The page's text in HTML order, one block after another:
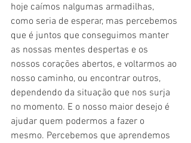
hoje caímos nalgumas armadilhas,
como seria de esperar, mas percebemos
que é juntos que conseguimos manter
as nossas mentes despertas e os
nossos corações abertos, e voltarmos ao
nosso caminho, ou encontrar outros,
dependendo da situação que nos surja
no momento. E o nosso maior desejo é
ajudar quem podermos a fazer o
mesmo. Percebemos que aprendemos